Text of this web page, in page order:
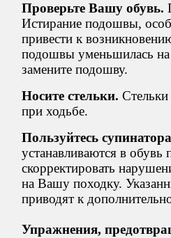
Проверьте Вашу обувь.
Истирание подошвы,
привести к
подошвы уменьшилась
замените подошву.
Носите стельки.
при ходьбе.
Пользуйтесь
устанавливаются в
скорректировать
на Вашу походку.
приводят к
Упражнения,